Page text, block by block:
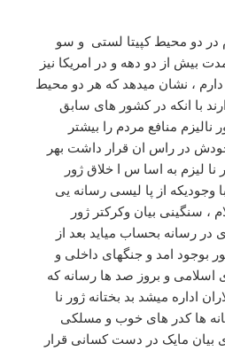
در دو محیط کپیتا لستی و سو
بیش از دو دهه و در امریکا نیز
، نشان میدهد که هر دو محیط
با انکه در کشور های سابق
منافع مردم را بیشتر
خودش در راس ان قرار داشت بهر
نا لیزم به اسا س ا خلاق ژور
وجودیکه از پا لیسی رسانه یی
، سنگینی بیان وکرکتر ژور
در رسانه بحساب میاید بعد از
بوجود امد و جنگهای داخلی و
اسلامی و بروز صد ها رسانه که
اداره میشد بد بختانه ژور نا
ها کدر های خوب و مسلکی
بیان مایک در دست کسانی قرار